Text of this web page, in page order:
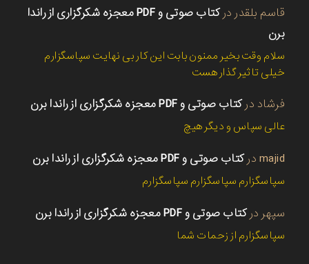
قاسم بلقدر در
کتاب صوتی و PDF معجزه شکرگزاری از راندا
برن
سلام وقت بخیر ممنون بابت این کار بی نهایت سپاسگزارم
خیلی تاثیر گذار هست
فرشاد درکتاب صوتی و PDF معجزه شکرگزاری از راندا برن
عالی سپاس و دیگر هیچ
majid درکتاب صوتی و PDF معجزه شکرگزاری از راندا برن
سپاسگزارم سپاسگزارم سپاسگزارم
سپهر درکتاب صوتی و PDF معجزه شکرگزاری از راندا برن
سپاسگزارم از زحمات شما